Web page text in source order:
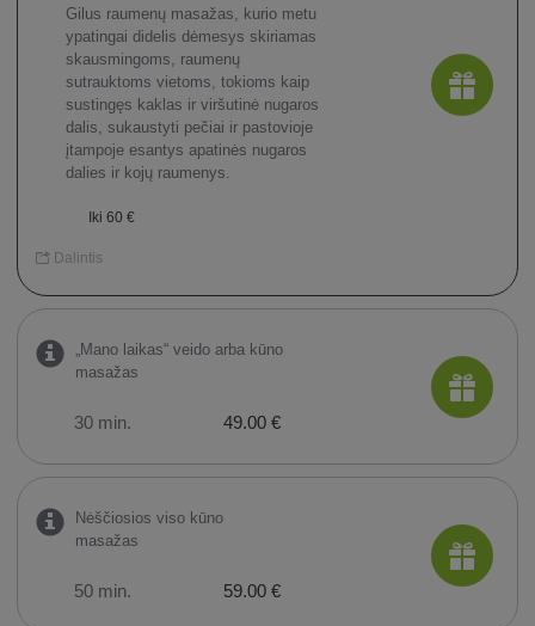
​Gilus raumenų masažas, kurio metu
ypatingai didelis dėmesys skiriamas
skausmingoms, raumenų
sutrauktoms vietoms, tokioms kaip
sustingęs kaklas ir viršutinė nugaros
dalis, sukaustyti pečiai ir pastovioje
įtampoje esantys apatinės nugaros
dalies ir kojų raumenys.
Iki 60 €
Dalintis
„Mano laikas“ veido arba kūno
masažas
30 min. 49.00 €
Nėščiosios viso kūno
masažas
50 min. 59.00 €